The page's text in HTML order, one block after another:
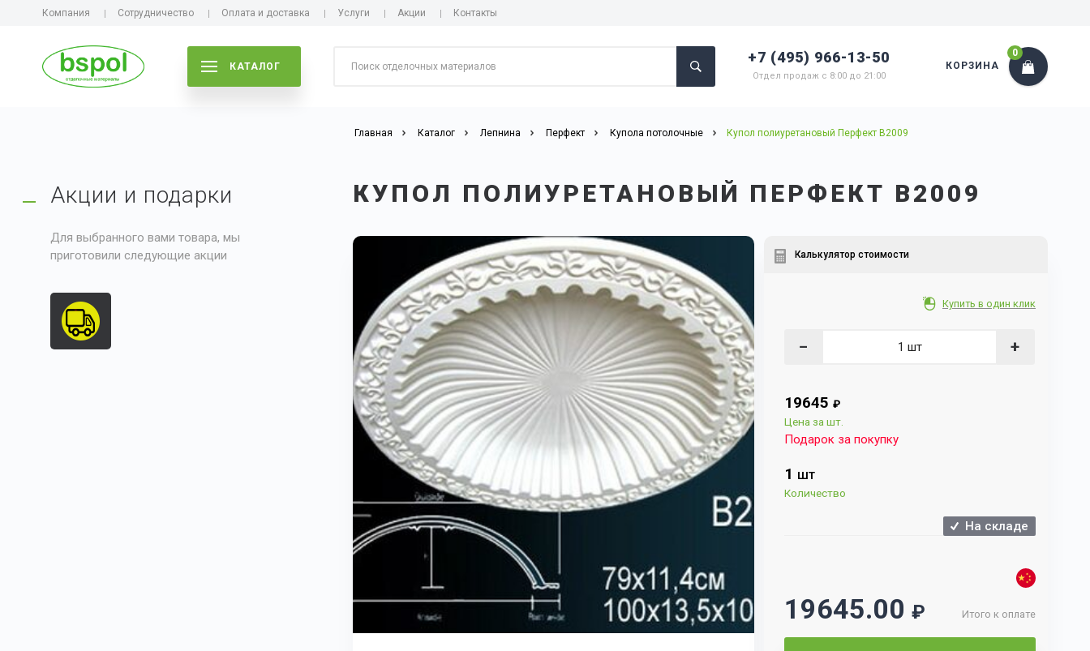
Компания Сотрудничество Оплата и доставка Услуги Акции Контакты
КАТАЛОГ
+7 (495) 966-13-50
Отдел продаж с 8:00 до 21:00
КОРЗИНА
0
Главная Каталог Лепнина Перфект Купола потолочные Купол полиуретановый Перфект B2009
КУПОЛ ПОЛИУРЕТАНОВЫЙ ПЕРФЕКТ B2009
Калькулятор стоимости
Купить в один клик
− +
19645 ₽
Цена за шт.
Подарок за покупку
1 ШТ
Количество
На складе
Итого к оплате
19645.00 ₽
Акции и подарки
Для выбранного вами товара, мы
приготовили следующие акции